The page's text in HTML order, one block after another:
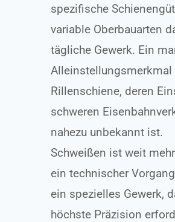
spezifische
variable Oberbauarten
tägliche Gewerk. Ein
Rillenschiene, deren
schweren
nahezu unbekannt ist.
Schweißen ist weit
ein technischer
ein spezielles Gewerk,
höchste Präzision